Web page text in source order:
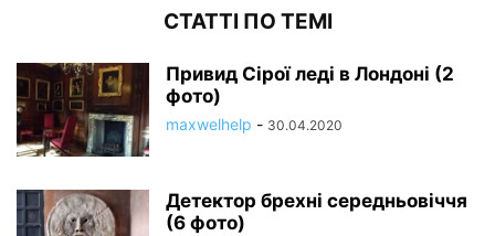
СТАТТІ ПО ТЕМІ
Привид Сірої леді в Лондоні (2
фото)
maxwelhelp - 30.04.2020
Детектор брехні середньовіччя
(6 фото)